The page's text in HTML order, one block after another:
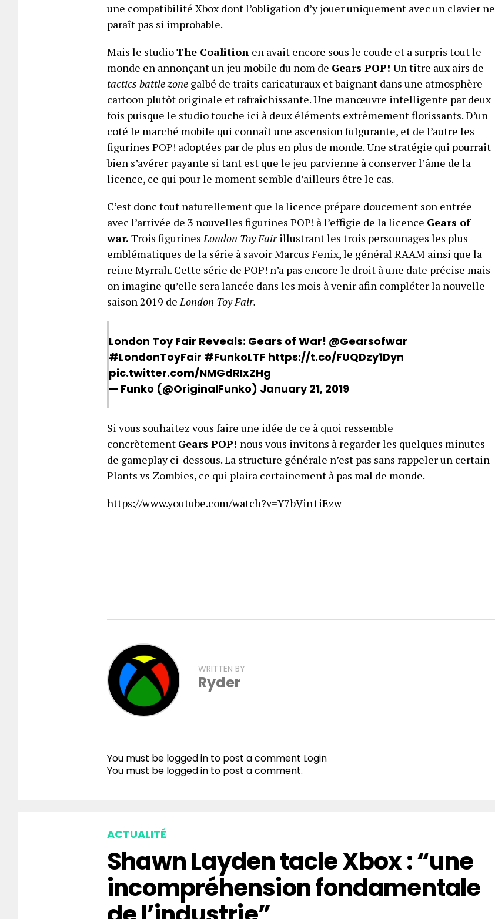
une compatibilité Xbox dont l’obligation d’y jouer uniquement avec un clavier ne
paraît pas si improbable.
Mais le studioThe Coalition en avait encore sous le coude et a surpris tout le
monde en annonçant un jeu mobile du nom de Gears POP! Un titre aux airs de
tactics battle zone galbé de traits caricaturaux et baignant dans une atmosphère
cartoon plutôt originale et rafraîchissante. Une manœuvre intelligente par deux
fois puisque le studio touche ici à deux éléments extrêmement florissants. D’un
coté le marché mobile qui connaît une ascension fulgurante, et de l’autre les
figurines POP! adoptées par de plus en plus de monde. Une stratégie qui pourrait
bien s’avérer payante si tant est que le jeu parvienne à conserver l’âme de la
licence, ce qui pour le moment semble d’ailleurs être le cas.
C’est donc tout naturellement que la licence prépare doucement son entrée
avec l’arrivée de 3 nouvelles figurines POP! à l’effigie de la licence Gears of
war. Trois figurines London Toy Fairillustrant les trois personnages les plus
emblématiques de la série à savoir Marcus Fenix, le général RAAM ainsi que la
reine Myrrah. Cette série de POP! n’a pas encore le droit à une date précise mais
on imagine qu’elle sera lancée dans les mois à venir afin compléter la nouvelle
saison 2019 de London Toy Fair.
London Toy Fair Reveals: Gears of War! @Gearsofwar
#LondonToyFair #FunkoLTF https://t.co/FUQDzy1Dyn
pic.twitter.com/NMGdRIxZHg
— Funko (@OriginalFunko) January 21, 2019
Si vous souhaitez vous faire une idée de ce à quoi ressemble
concrètement Gears POP! nous vous invitons à regarder les quelques minutes
de gameplay ci-dessous. La structure générale n’est pas sans rappeler un certain
Plants vs Zombies, ce qui plaira certainement à pas mal de monde.
https://www.youtube.com/watch?v=Y7bVin1iEzw
WRITTEN BY
Ryder
You must be logged in to post a comment Login
You must be logged in to post a comment.
ACTUALITÉ
Shawn Layden tacle Xbox : “une
incompréhension fondamentale